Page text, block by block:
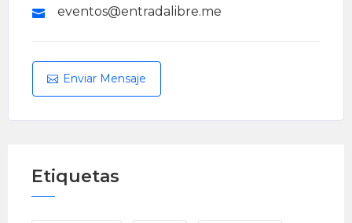
eventos@entradalibre.me
Enviar Mensaje
Etiquetas